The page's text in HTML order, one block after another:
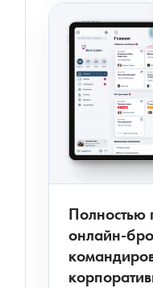
Полностью
онлайн-